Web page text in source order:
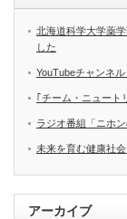
北海道科学大学薬
した
YouTubeチャンネ
｢チーム・ニュート
ラジオ番組「ニホ
未来を育む健康社
アーカイブ